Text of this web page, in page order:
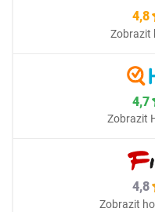
4,8
Zobrazit
4,7
Zobrazit
4,8
Zobrazit